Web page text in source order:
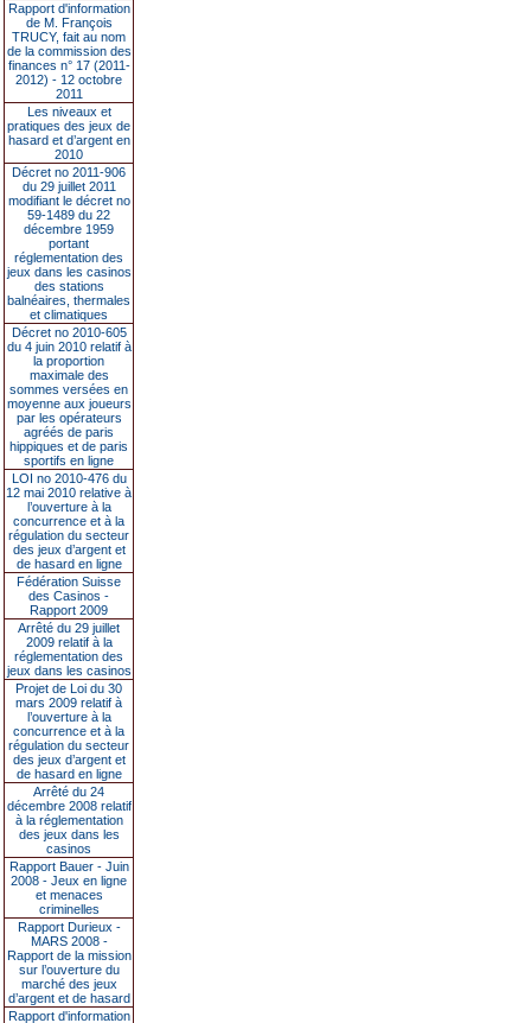
Rapport d'information
de M. François
TRUCY, fait au nom
de la commission des
finances n° 17 (2011-
2012) - 12 octobre
2011
Les niveaux et
pratiques des jeux de
hasard et d’argent en
2010
Décret no 2011-906
du 29 juillet 2011
modifiant le décret no
59-1489 du 22
décembre 1959
portant
réglementation des
jeux dans les casinos
des stations
balnéaires, thermales
et climatiques
Décret no 2010-605
du 4 juin 2010 relatif à
la proportion
maximale des
sommes versées en
moyenne aux joueurs
par les opérateurs
agréés de paris
hippiques et de paris
sportifs en ligne
LOI no 2010-476 du
12 mai 2010 relative à
l’ouverture à la
concurrence et à la
régulation du secteur
des jeux d’argent et
de hasard en ligne
Fédération Suisse
des Casinos -
Rapport 2009
Arrêté du 29 juillet
2009 relatif à la
réglementation des
jeux dans les casinos
Projet de Loi du 30
mars 2009 relatif à
l’ouverture à la
concurrence et à la
régulation du secteur
des jeux d’argent et
de hasard en ligne
Arrêté du 24
décembre 2008 relatif
à la réglementation
des jeux dans les
casinos
Rapport Bauer - Juin
2008 - Jeux en ligne
et menaces
criminelles
Rapport Durieux -
MARS 2008 -
Rapport de la mission
sur l’ouverture du
marché des jeux
d’argent et de hasard
Rapport d'information